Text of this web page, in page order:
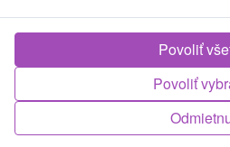
Fotografie od zákazníkov+16
Povoliť
Povoliť